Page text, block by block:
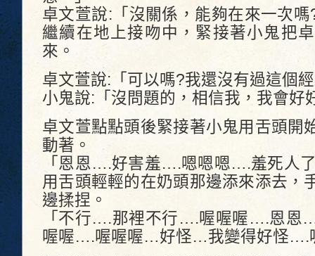
卓文萱說:「沒關係，能夠在來一次
繼續在地上接吻中，緊接著小鬼把
來。
卓文萱說:「可以嗎?我還沒有過這個
小鬼說:「沒問題的，相信我，我會好
卓文萱點點頭後緊接著小鬼用舌頭開
動著。
「恩恩….好害羞….嗯嗯嗯….羞死人
用舌頭輕輕的在奶頭那邊添來添去，
邊揉捏。
「不行….那裡不行….喔喔喔….恩
喔喔….喔喔喔…好怪…我變得好怪….